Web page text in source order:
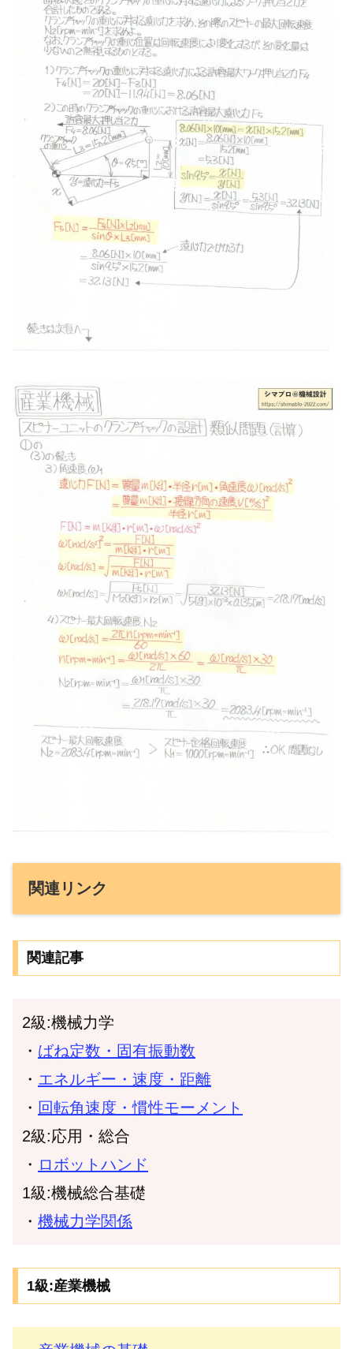
関連リンク
関連記事
2級:機械力学
・ ばね定数・固有振動数
・ エネルギー・速度・距離
・ 回転角速度・慣性モーメント
2級:応用・総合
・ ロボットハンド
1級:機械総合基礎
・ 機械力学関係
1級:産業機械